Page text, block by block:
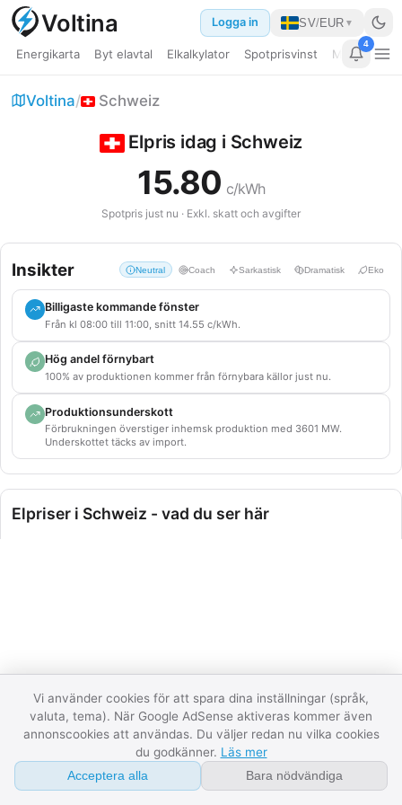
Voltina
Energikarta Byt elavtal Elkalkylator Spotprisvinst Min
4
Elpris EU
Jämför länder
Kraftverk
Elkalkylator
Byt elavtal
Om
Ordlista
Datastatus 07:59:42
Logga in SV/EUR ▼
Voltina/ Schweiz
Elpris idag i Schweiz
15.80 c/kWh
Spotpris just nu · Exkl. skatt och avgifter
Insikter Neutral Coach Sarkastisk Dramatisk Eko
Billigaste kommande fönster
Från kl 08:00 till 11:00, snitt 14.55 c/kWh.
Hög andel förnybart
100% av produktionen kommer från förnybara källor just nu.
Produktionsunderskott
Förbrukningen överstiger inhemsk produktion med 3601 MW.
Underskottet täcks av import.
Elpriser i Schweiz - vad du ser här
eller motsvarande börs.
Tre sektioner: Spotpris just nuvisar priset för pågående
marknadsperiod per zon.Prisgrafenvisar dygnets priser
period för period, och lägger till morgondagen så snart
auktionen har publicerat den.
Produktion och förbrukning
Vi använder cookies för att spara dina inställningar (språk,
valuta, tema). När Google AdSense aktiveras kommer även
annonscookies att användas. Du väljer redan nu vilka cookies
du godkänner. Läs mer
Acceptera alla Bara nödvändiga